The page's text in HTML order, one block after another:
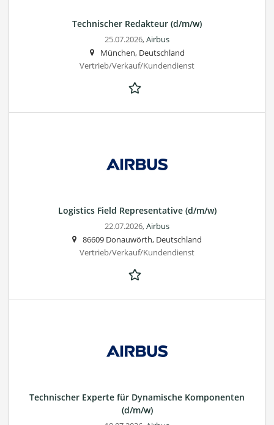
Technischer Redakteur (d/m/w)
25.07.2026,Airbus
München, Deutschland
Vertrieb/Verkauf/Kundendienst
Logistics Field Representative (d/m/w)
22.07.2026,Airbus
86609 Donauwörth, Deutschland
Vertrieb/Verkauf/Kundendienst
Technischer Experte für Dynamische Komponenten
(d/m/w)